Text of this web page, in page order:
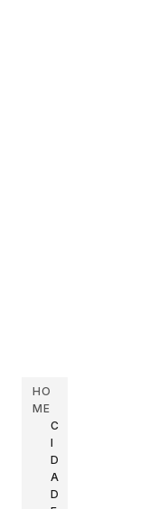
HO
ME
C
I
D
A
D